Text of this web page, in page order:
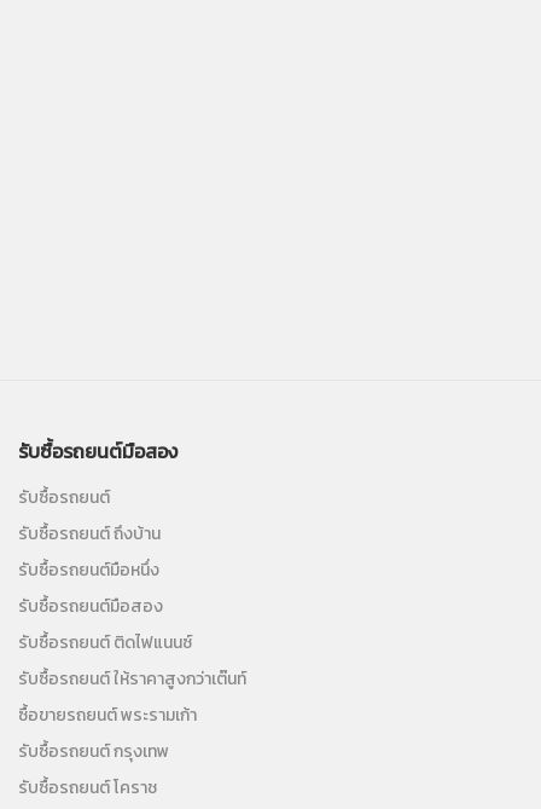
รับซื้อรถยนต์มือสอง
รับซื้อรถยนต์
รับซื้อรถยนต์ ถึงบ้าน
รับซื้อรถยนต์มือหนึ่ง
รับซื้อรถยนต์มือสอง
รับซื้อรถยนต์ ติดไฟแนนซ์
รับซื้อรถยนต์ ให้ราคาสูงกว่าเต๊นท์
ซื้อขายรถยนต์ พระรามเก้า
รับซื้อรถยนต์ กรุงเทพ
รับซื้อรถยนต์ โคราช